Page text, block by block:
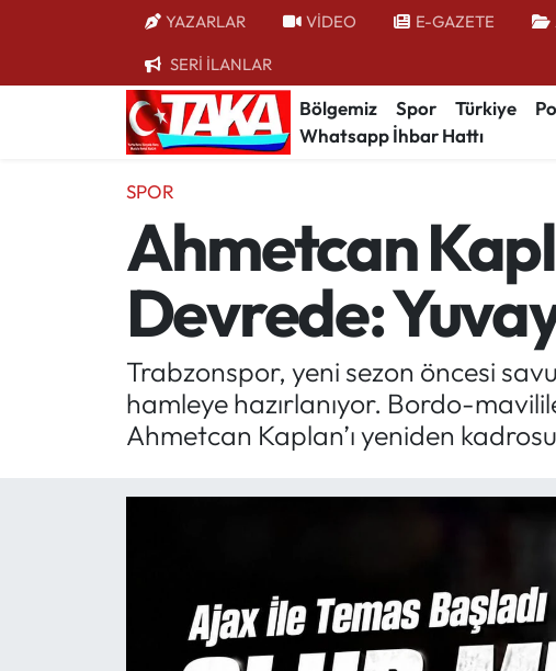
YAZARLAR VİDEO E-GAZETE
SERİ İLANLAR
Bölgemiz Spor Türkiye
Whatsapp İhbar Hattı
SPOR
Ahmetcan
Devrede:
Trabzonspor, yeni sezon öncesi
hamleye hazırlanıyor. Bordo-
Ahmetcan Kaplan’ı yeniden
Bölgemiz
Kültür/Sanat
Politik Kulis
Trabzon Nöbetçi Eczaneler
Trabzon Hava Durumu
Trabzon Trafik Yoğunluk Haritası
Süper Lig Puan Durumu ve Fikstür
Tüm Manşetler
Son Dakika Haberleri
Haber Arşivi